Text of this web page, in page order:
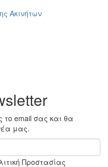
Ακινήτων
email σας και θα
μας.
Προστασίας